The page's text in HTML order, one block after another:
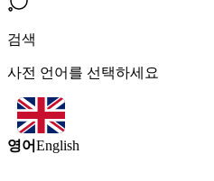
검색
사전 언어를 선택하세요
영어English